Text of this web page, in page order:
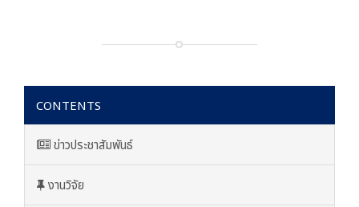
CONTENTS
ข่าวประชาสัมพันธ์
งานวิจัย